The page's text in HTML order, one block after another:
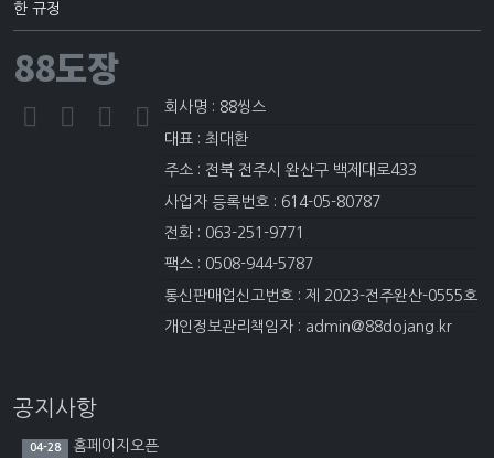
한 규정
88도장
회사명 : 88씽스
대표 : 최대환
주소 : 전북 전주시 완산구 백제대로433
사업자 등록번호 : 614-05-80787
전화 : 063-251-9771
팩스 : 0508-944-5787
통신판매업신고번호 : 제 2023-전주완산-0555호
개인정보관리책임자 : admin@88dojang.kr
공지사항
04-28 홈페이지오픈